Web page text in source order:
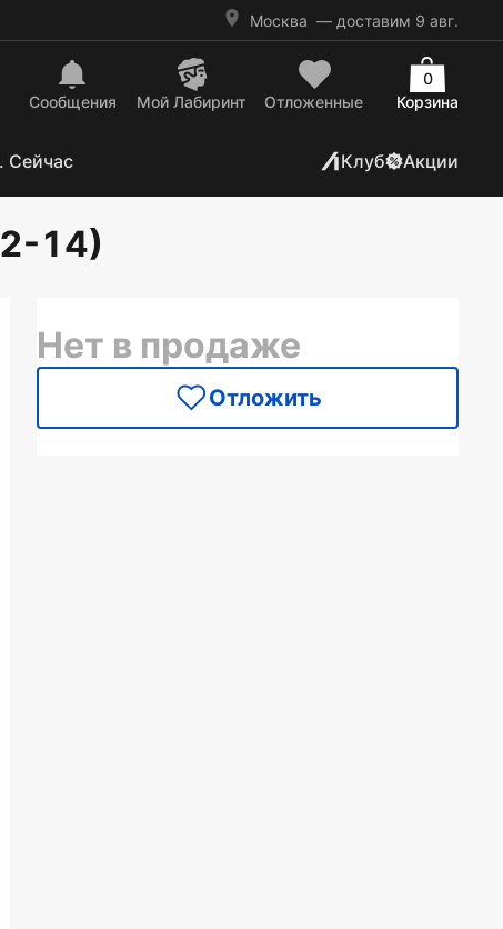
Москва — доставим 9 авг.
Сообщения Mой Лабиринт Отложенные Корзина
0
Сейчас Клуб Акции
14)
Нет в продаже
Отложить